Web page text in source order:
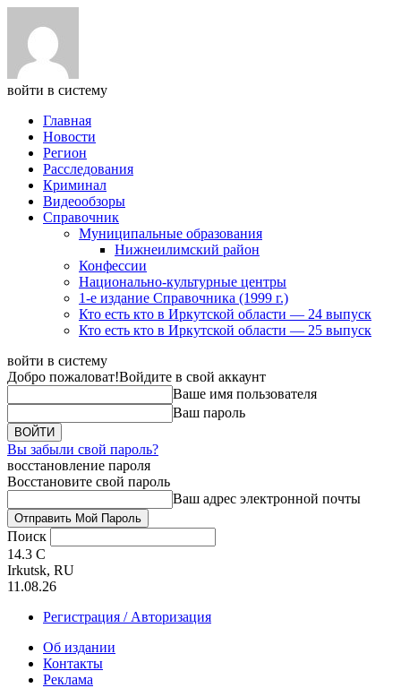
войти в систему
Главная
Новости
Регион
Расследования
Криминал
Видеообзоры
Справочник
Муниципальные образования
Нижнеилимский район
Конфессии
Национально-культурные центры
1-е издание Справочника (1999 г.)
Кто есть кто в Иркутской области — 24 выпуск
Кто есть кто в Иркутской области — 25 выпуск
войти в систему
Добро пожаловат!Войдите в свой аккаунт
Ваше имя пользователя
Ваш пароль
Вы забыли свой пароль?
восстановление пароля
Восстановите свой пароль
Ваш адрес электронной почты
Поиск
14.3 C
Irkutsk, RU
11.08.26
Регистрация / Авторизация
Об издании
Контакты
Реклама